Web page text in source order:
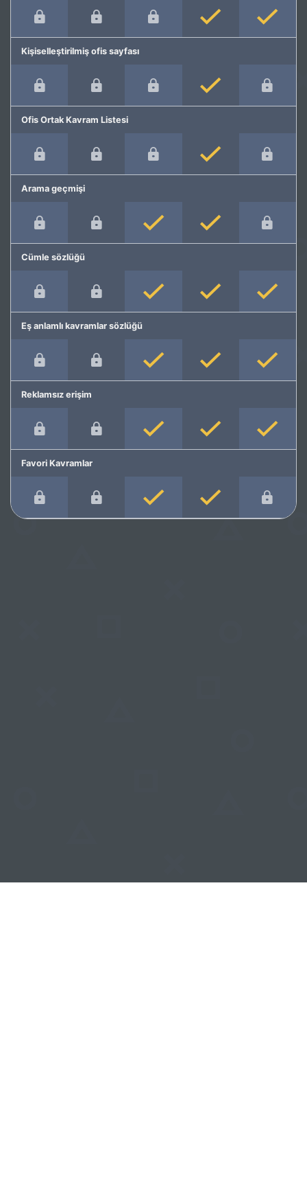
Kişiselleştirilmiş ofis sayfası
Ofis Ortak Kavram Listesi
Arama geçmişi
Cümle sözlüğü
Eş anlamlı kavramlar sözlüğü
Reklamsız erişim
Favori Kavramlar